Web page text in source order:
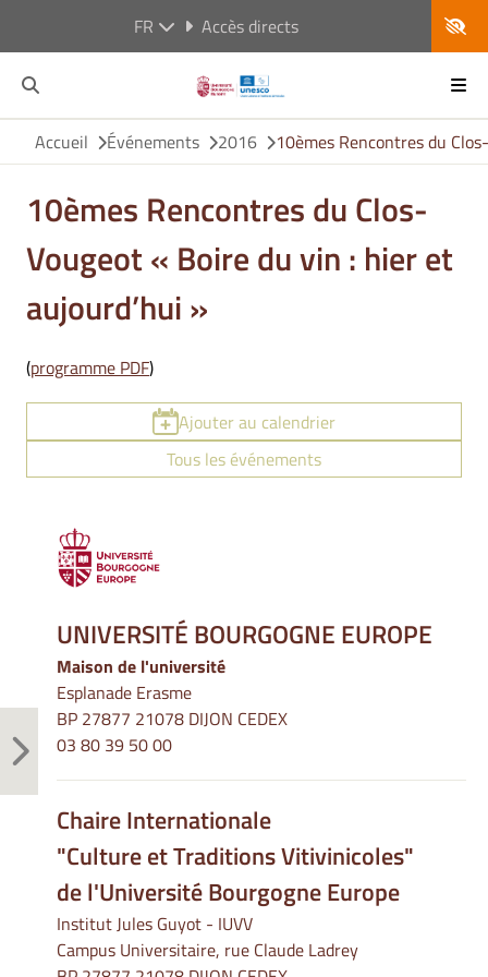
FR Accès directs
Accueil Événements 2016 10èmes Rencontres du
10èmes Rencontres du Clos-
Vougeot « Boire du vin : hier et
aujourd’hui »
(programme PDF)
Ajouter au calendrier
Tous les événements
UNIVERSITÉ BOURGOGNE EUROPE
Maison de l'université
Esplanade Erasme
BP 27877 21078 DIJON CEDEX
03 80 39 50 00
Chaire Internationale
"Culture et Traditions Vitivinicoles"
de l'Université Bourgogne Europe
Institut Jules Guyot - IUVV
Campus Universitaire, rue Claude Ladrey